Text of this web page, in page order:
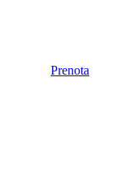
Prenota